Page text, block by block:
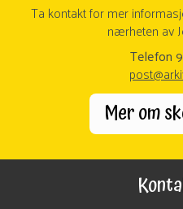
Ta kontakt for mer
nærheten av
Telefon
Mer om